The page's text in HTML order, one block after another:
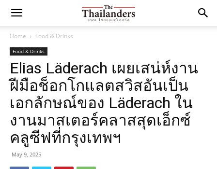
Home Food & Drinks
Food & Drinks
Elias Läderach เผยเสน่ห์งาน
ฝีมือช็อกโกแลตสวิสอันเป็น
เอกลักษณ์ของ Läderach ใน
งานมาสเตอร์คลาสสุดเอ็กซ์
คลูซีฟที่กรุงเทพฯ
May 9, 2025